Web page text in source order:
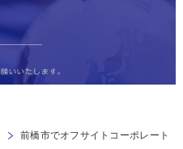
前橋市でオフサイトコーポレート